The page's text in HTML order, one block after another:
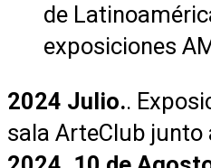
de
exposiciones
2024 Julio..
sala ArteClub junto